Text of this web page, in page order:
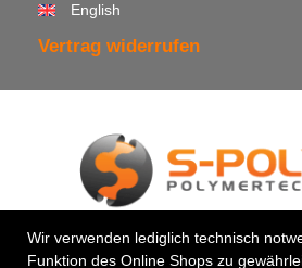
English
Vertrag widerrufen
© 2026 •S-Polytec
Wir verwenden lediglich technisch
Funktion des Online Shops zu